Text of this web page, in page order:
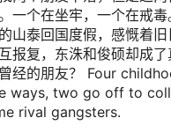
一个在坐牢，一个在戒
山泰回国度假，感慨着
报复，东洙和俊硕却成
经的朋友？ Four
ways, two go off to
rival gangsters.